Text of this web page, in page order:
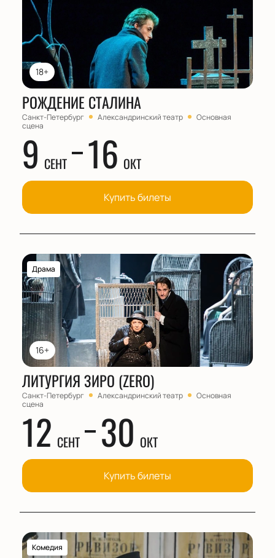
18+
РОЖДЕНИЕ СТАЛИНА
Санкт-Петербург Александринский театр
Основная
сцена
9 СЕНТ 16 ОКТ
Купить билеты
16+
Драма
ЛИТУРГИЯ ЗИРО (ZERO)
Санкт-Петербург Александринский театр
Основная
сцена
12 СЕНТ 30 ОКТ
Купить билеты
Комедия